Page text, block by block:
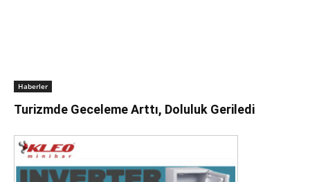
Haberler
Turizmde Geceleme Arttı, Doluluk Geriledi